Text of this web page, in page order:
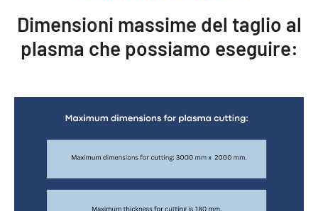
Dimensioni massime del taglio al
plasma che possiamo eseguire: